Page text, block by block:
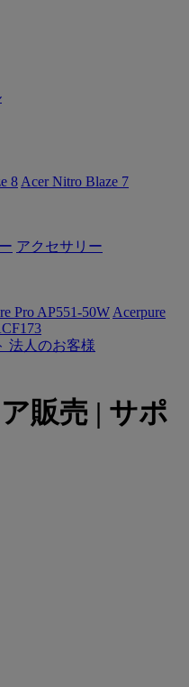
8 Acer Nitro Blaze 7
アクセサリー
Pro AP551-50W Acerpure
法人のお客様
販売 | サポ